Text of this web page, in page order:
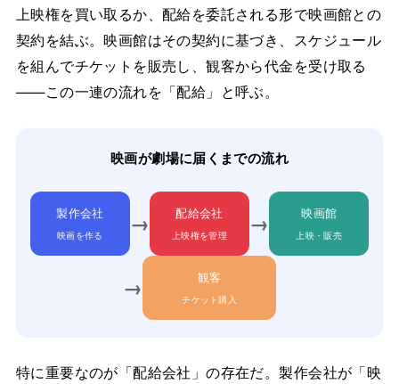
上映権を買い取るか、配給を委託される形で映画館との
契約を結ぶ。映画館はその契約に基づき、スケジュール
を組んでチケットを販売し、観客から代金を受け取る
——この一連の流れを「配給」と呼ぶ。
映画が劇場に届くまでの流れ
製作会社
映画を作る → 配給会社
上映権を管理 → 映画館
上映・販売
→ 観客
チケット購入
特に重要なのが「配給会社」の存在だ。製作会社が「映